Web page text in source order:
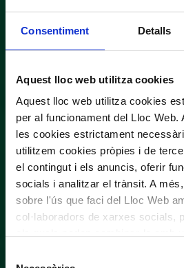
Consentiment Detalls
Aquest lloc web utilitza cookies
Aquest lloc web utilitza cookies
per al funcionament del Lloc Web.
les cookies estrictament
utilitzem cookies pròpies i de
el contingut i els anuncis, oferir
socials i analitzar el trànsit. A
sobre l'ús que faci del Lloc Web
col·laboradors de xarxes socials,